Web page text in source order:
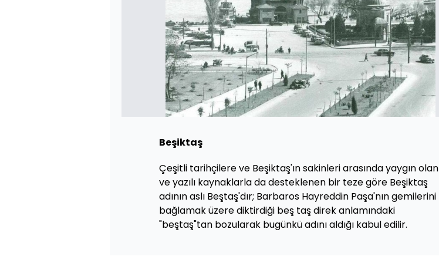
Beşiktaş
Çeşitli tarihçilere ve Beşiktaş'ın sakinleri arasında yaygın olan
ve yazılı kaynaklarla da desteklenen bir teze göre Beşiktaş
adının aslı Beştaş'dır; Barbaros Hayreddin Paşa'nın gemilerini
bağlamak üzere diktirdiği beş taş direk anlamındaki
"beştaş"tan bozularak bugünkü adını aldığı kabul edilir.